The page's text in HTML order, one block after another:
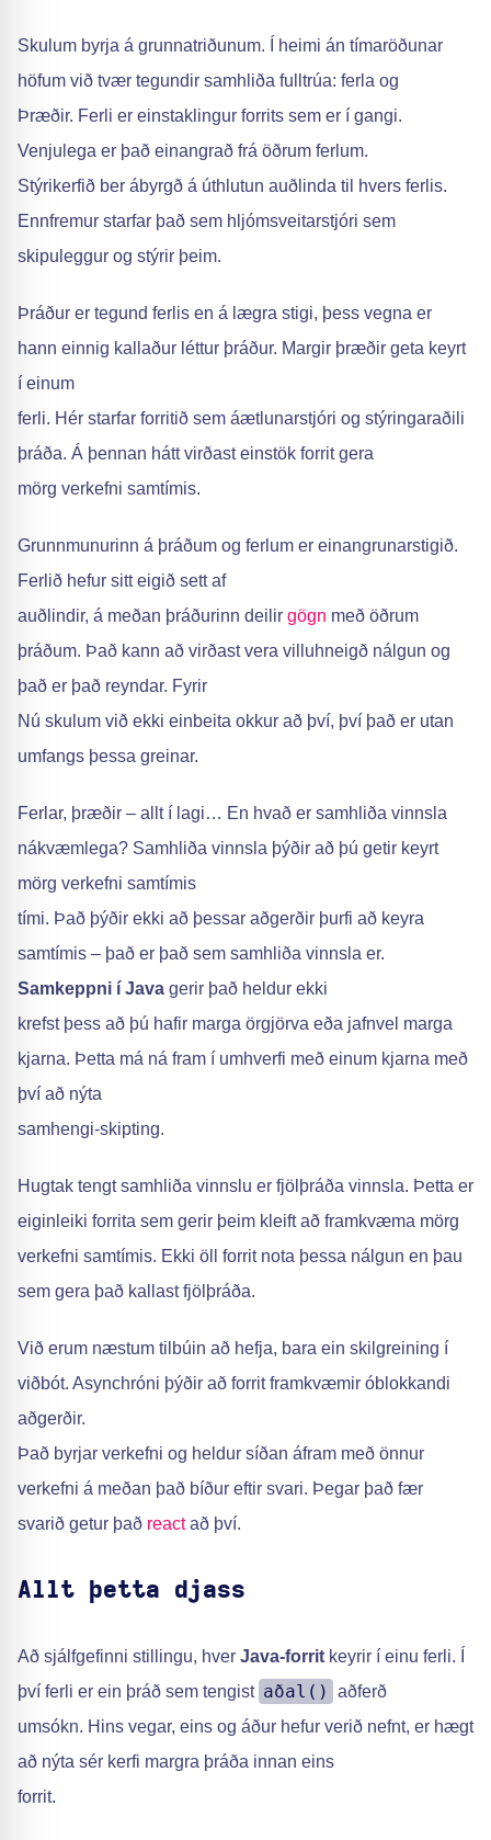
Skulum byrja á grunnatriðunum. Í heimi án tímaröðunar
höfum við tvær tegundir samhliða fulltrúa: ferla og
Þræðir. Ferli er einstaklingur forrits sem er í gangi.
Venjulega er það einangrað frá öðrum ferlum.
Stýrikerfið ber ábyrgð á úthlutun auðlinda til hvers ferlis.
Ennfremur starfar það sem hljómsveitarstjóri sem
skipuleggur og stýrir þeim.
Þráður er tegund ferlis en á lægra stigi, þess vegna er
hann einnig kallaður léttur þráður. Margir þræðir geta keyrt
í einum
ferli. Hér starfar forritið sem áætlunarstjóri og stýringaraðili
þráða. Á þennan hátt virðast einstök forrit gera
mörg verkefni samtímis.
Grunnmunurinn á þráðum og ferlum er einangrunarstigið.
Ferlið hefur sitt eigið sett af
auðlindir, á meðan þráðurinn deilir gögn með öðrum
þráðum. Það kann að virðast vera villuhneigð nálgun og
það er það reyndar. Fyrir
Nú skulum við ekki einbeita okkur að því, því það er utan
umfangs þessa greinar.
Ferlar, þræðir – allt í lagi… En hvað er samhliða vinnsla
nákvæmlega? Samhliða vinnsla þýðir að þú getir keyrt
mörg verkefni samtímis
tími. Það þýðir ekki að þessar aðgerðir þurfi að keyra
samtímis – það er það sem samhliða vinnsla er.
Samkeppni í Java gerir það heldur ekki
krefst þess að þú hafir marga örgjörva eða jafnvel marga
kjarna. Þetta má ná fram í umhverfi með einum kjarna með
því að nýta
samhengi-skipting.
Hugtak tengt samhliða vinnslu er fjölþráða vinnsla. Þetta er
eiginleiki forrita sem gerir þeim kleift að framkvæma mörg
verkefni samtímis. Ekki öll forrit nota þessa nálgun en þau
sem gera það kallast fjölþráða.
Við erum næstum tilbúin að hefja, bara ein skilgreining í
viðbót. Asynchróni þýðir að forrit framkvæmir óblokkandi
aðgerðir.
Það byrjar verkefni og heldur síðan áfram með önnur
verkefni á meðan það bíður eftir svari. Þegar það fær
svarið getur það reactað því.
Allt þetta djass
Að sjálfgefinni stillingu, hver Java-forrit keyrir í einu ferli. Í
því ferli er ein þráð sem tengist aðal()
aðferð
umsókn. Hins vegar, eins og áður hefur verið nefnt, er hægt
að nýta sér kerfi margra þráða innan eins
forrit.